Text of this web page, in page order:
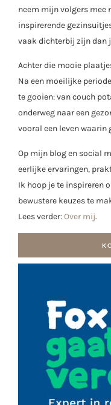
neem mijn volgers mee
inspirerende
vaak dichterbij zijn dan
Achter die mooie
Na een moeilijke
te gooien: van couch
onderweg naar een
vooral een leven waarin
Op mijn blog en social
eerlijke ervaringen,
Ik hoop je te inspireren
bewustere keuzes te
Lees verder:Over mij.